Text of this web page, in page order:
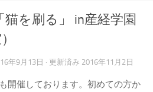
を刷る」 in産経学園
年9月13日 · 更新済み 2016年11月2日
開催しております。初めての方か